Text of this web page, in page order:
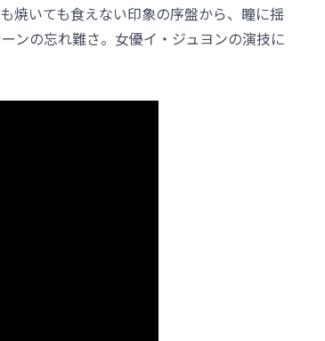
焼いても食えない印象の序盤から、瞳に揺
ンの忘れ難さ。女優イ・ジュヨンの演技に